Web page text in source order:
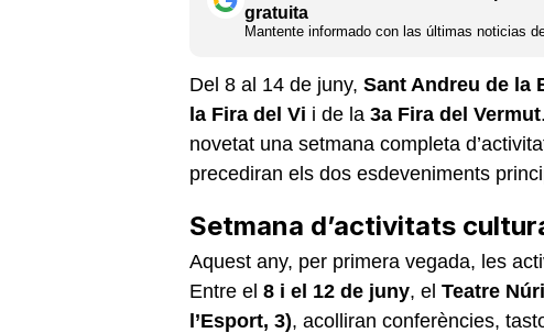
gratuita
Mantente informado con las últimas noticias
Del 8 al 14 de juny, Sant Andreu de la
la Fira del Vi i de la 3a Fira del Vermut
novetat una setmana completa
precediran els dos esdeveniments
Setmana d’activitats
Aquest any, per primera vegada, les
Entre el 8 i el 12 de juny, el Teatre
l’Esport, 3), acolliran conferències,